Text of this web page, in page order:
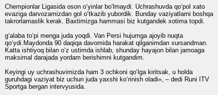
Chempionlar Ligasida oson o‘yinlar bo‘lmaydi. Uchrashuvda qo‘pol xato
evaziga darvozamizdan gol o‘tkazib yubordik. Bunday vaziyatlarni boshqa
takrorlamaslik kerak. Baxtimizga hammasi biz kutgandek xotima topdi.
g‘alaba to‘pi menga juda yoqdi. Van Persi hujumga ajoyib nuqta
qo‘ydi.Maydonda 90 daqiqa davomida harakat qilganimdan xursandman.
Katta ishtiyoq bilan o‘z ustimda ishlab, shunday hayajon bilan jamoaga
maksimal darajada yordam berishimni kutgandim.
Keyingi uy uchrashuvimizda ham 3 ochkoni qo‘lga kiritsak, u holda
guruhdagi vaziyat biz uchun juda yaxshi ko‘rinish oladi», – dedi Runi ITV
Sportga bergan intervyusida.